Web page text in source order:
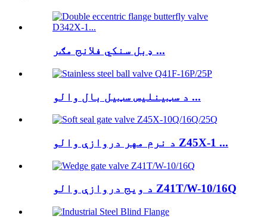
ډبل سنکي فلانج مګر ...
د سټینلیس سټیل بال والو ...
د نرم مهر دروازې والو Z45X-1 ...
د ویج دروازې والو Z41T/W-10/16Q